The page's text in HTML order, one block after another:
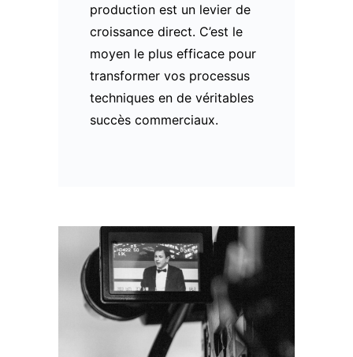
production est un levier de
croissance direct. C’est le
moyen le plus efficace pour
transformer vos processus
techniques en de véritables
succès commerciaux.